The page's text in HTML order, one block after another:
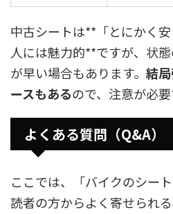
中古シートは**「とにかく
人には魅力的**ですが、状
が早い場合もあります。 結
ースもあるので、注意が必要
よくある質問（Q&A）
ここでは、「バイクのシー
読者の方からよく寄せられ